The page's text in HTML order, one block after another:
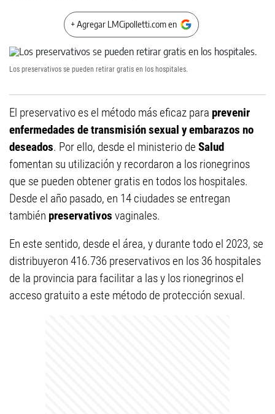
+ Agregar LMCipolletti.com en
Los preservativos se pueden retirar gratis en los hospitales.
El preservativo es el método más eficaz para prevenir
enfermedades de transmisión sexual y embarazos no
deseados. Por ello, desde el ministerio de Salud
fomentan su utilización y recordaron a los rionegrinos
que se pueden obtener gratis en todos los hospitales.
Desde el año pasado, en 14 ciudades se entregan
también preservativos vaginales.
En este sentido, desde el área, y durante todo el 2023, se
distribuyeron 416.736 preservativos en los 36 hospitales
de la provincia para facilitar a las y los rionegrinos el
acceso gratuito a este método de protección sexual.